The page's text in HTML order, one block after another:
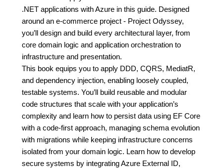
.NET applications with Azure in this guide. Designed
around an e-commerce project - Project Odyssey,
you’ll design and build every architectural layer, from
core domain logic and application orchestration to
infrastructure and presentation.
This book equips you to apply DDD, CQRS, MediatR,
and dependency injection, enabling loosely coupled,
testable systems. You’ll build reusable and modular
code structures that scale with your application’s
complexity and learn how to persist data using EF Core
with a code-first approach, managing schema evolution
with migrations while keeping infrastructure concerns
isolated from your domain logic. Learn how to develop
secure systems by integrating Azure External ID,